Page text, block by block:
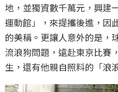
地，並獨資數千萬元，興建
運動館」，來提攜後進，因
的美稱。更讓人意外的是，
流浪狗問題，遠赴東京比賽
生，還有他親自照料的「浪